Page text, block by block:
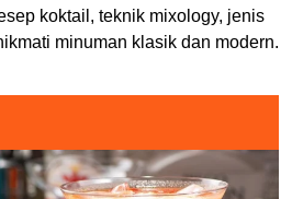
koktail, teknik mixology, jenis
minuman klasik dan modern.